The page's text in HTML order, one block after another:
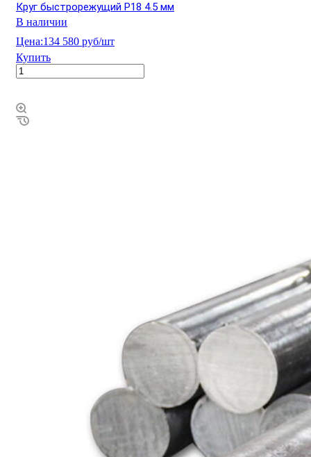
Круг быстрорежущий Р18 4.5 мм
В наличии
Цена:134 580 руб/шт
Купить